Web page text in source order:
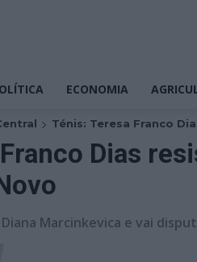
ECONOMIA
Ténis: Teresa Franco
Dias
Marcinkevica e vai